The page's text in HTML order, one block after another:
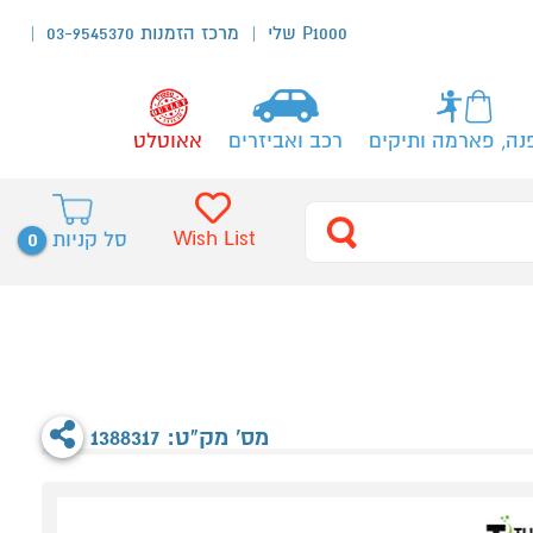
P1000 שלי מרכז הזמנות 03-9545370
פארמה ותיקים רכב ואביזרים אאוטלט
סל קניות 0 Wish List
מס' מק"ט: 1388317